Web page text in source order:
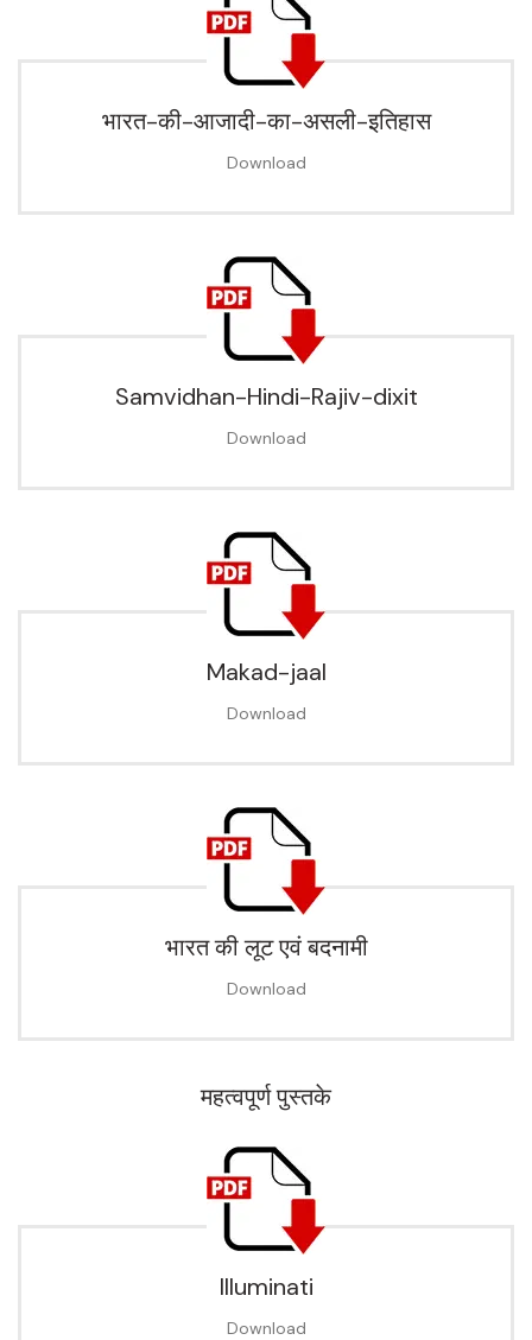
भारत-की-आजादी-का-असली-इतिहास
Download
Samvidhan-Hindi-Rajiv-dixit
Download
Makad-jaal
Download
भारत की लूट एवं बदनामी
Download
महत्वपूर्ण पुस्तके
Illuminati
Download